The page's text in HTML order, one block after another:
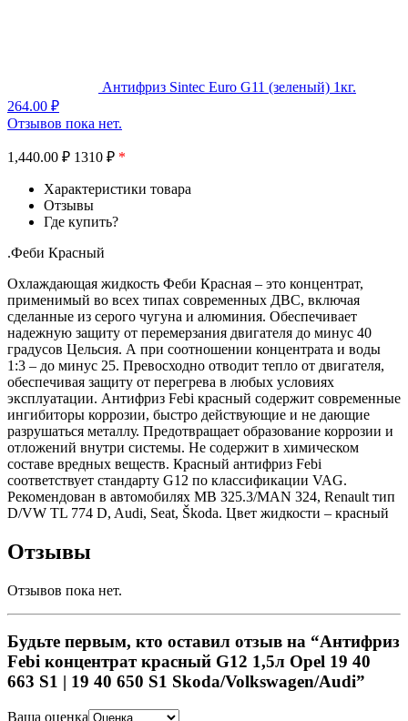
Антифриз Sintec Euro G11 (зеленый) 1кг.
264.00 ₽
Отзывов пока нет.
1,440.00 ₽ 1310 ₽ *
Характеристики товара
Отзывы
Где купить?
.Феби Красный
Охлаждающая жидкость Феби Красная – это концентрат,
применимый во всех типах современных ДВС, включая
сделанные из серого чугуна и алюминия. Обеспечивает
надежную защиту от перемерзания двигателя до минус 40
градусов Цельсия. А при соотношении концентрата и воды
1:3 – до минус 25. Превосходно отводит тепло от двигателя,
обеспечивая защиту от перегрева в любых условиях
эксплуатации. Антифриз Febi красный содержит современные
ингибиторы коррозии, быстро действующие и не дающие
разрушаться металлу. Предотвращает образование коррозии и
отложений внутри системы. Не содержит в химическом
составе вредных веществ. Красный антифриз Febi
соответствует стандарту G12 по классификации VAG.
Рекомендован в автомобилях MB 325.3/MAN 324, Renault тип
D/VW TL 774 D, Audi, Seat, Škoda. Цвет жидкости – красный
Отзывы
Отзывов пока нет.
Будьте первым, кто оставил отзыв на “Антифриз
Febi концентрат красный G12 1,5л Opel 19 40
663 S1 | 19 40 650 S1 Skoda/Volkswagen/Audi”
Ваша оценка